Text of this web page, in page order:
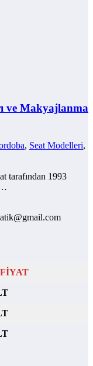
ve Makyajlanma
, Seat Modelleri,
tarafından 1993